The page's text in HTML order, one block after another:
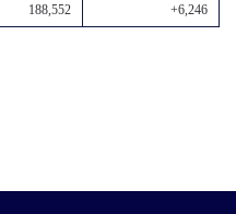
188,552 +6,246